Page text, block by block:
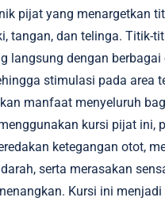
pijat yang menargetkan
tangan, dan telinga. Titik-
langsung dengan
stimulasi pada area
manfaat menyeluruh
kursi pijat ini,
ketegangan otot,
serta merasakan
Kursi ini